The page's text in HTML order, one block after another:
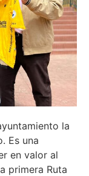
la
Es una
en valor al
primera Ruta